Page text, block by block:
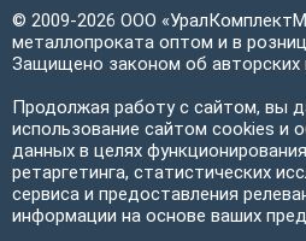
© 2009-2026 ООО
металлопроката оптом и в
Защищено законом об авторских
Продолжая работу с сайтом, вы
использование сайтом cookies и
данных в целях
ретаргетинга, статистических
сервиса и предоставления
информации на основе ваших